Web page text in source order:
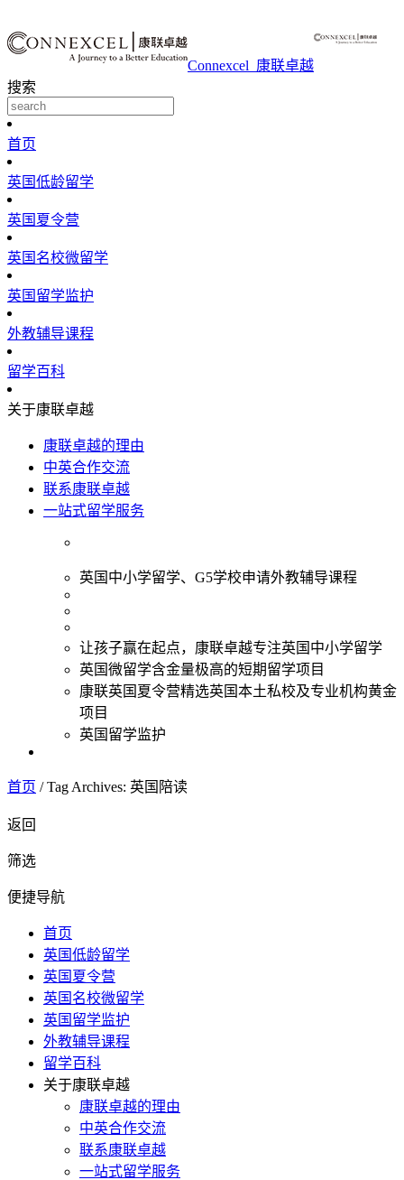
Connexcel_康联卓越
搜索
首页
英国低龄留学
英国夏令营
英国名校微留学
英国留学监护
外教辅导课程
留学百科
关于康联卓越
康联卓越的理由
中英合作交流
联系康联卓越
一站式留学服务
英国中小学留学、G5学校申请外教辅导课程
让孩子赢在起点，康联卓越专注英国中小学留学
英国微留学含金量极高的短期留学项目
康联英国夏令营精选英国本土私校及专业机构黄金
项目
英国留学监护
首页 /Tag Archives: 英国陪读
返回
筛选
便捷导航
首页
英国低龄留学
英国夏令营
英国名校微留学
英国留学监护
外教辅导课程
留学百科
关于康联卓越
康联卓越的理由
中英合作交流
联系康联卓越
一站式留学服务